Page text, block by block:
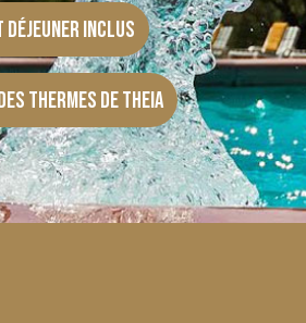
déjeuner inclus
thermes de Theia